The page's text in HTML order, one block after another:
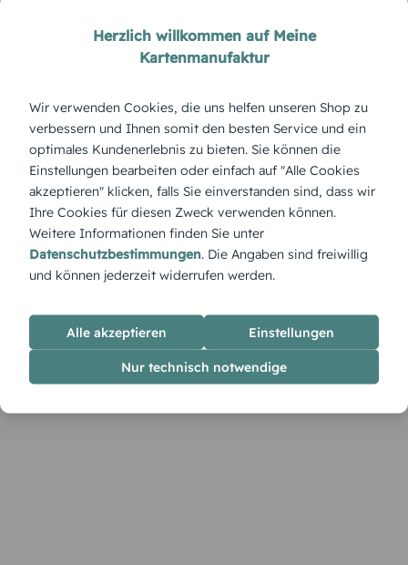
Produktbeschreibung
„Morgen, Kinder, wird’s was geben“ – dieser klassische Satz
klingt wie ein Versprechen aus Kindertagen. Die Karte fängt
kindliche Vorfreude ein und erinnert an das magische
Kribbeln am Abend vor Weihnachten.
Herzlich willkommen auf Meine
Kartenmanufaktur
Wir verwenden Cookies, die uns helfen unseren Shop zu
verbessern und Ihnen somit den besten Service und ein
optimales Kundenerlebnis zu bieten. Sie können die
Einstellungen bearbeiten oder einfach auf "Alle Cookies
akzeptieren" klicken, falls Sie einverstanden sind, dass wir
Ihre Cookies für diesen Zweck verwenden können.
Weitere Informationen finden Sie unter
Datenschutzbestimmungen. Die Angaben sind freiwillig
und können jederzeit widerrufen werden.
Alle akzeptieren Einstellungen
Nur technisch notwendige